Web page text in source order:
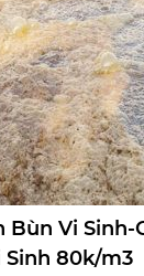
Bùn Vi Sinh-
Sinh 80k/m3